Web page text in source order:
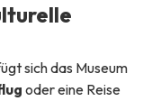
sich das Museum
oder eine Reise